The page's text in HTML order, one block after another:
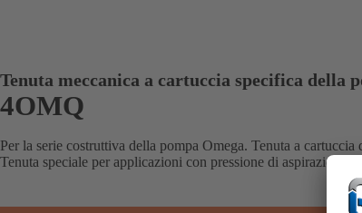
Tenuta meccanica a cartuccia specifica della
4OMQ
Per la serie costruttiva della pompa Omega. Tenuta a
Tenuta speciale per applicazioni con pressione di aspirazione